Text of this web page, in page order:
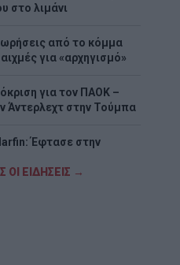
στο λιμάνι
από το κόμμα
για «αρχηγισμό»
για τον ΠΑΟΚ –
Άντερλεχτ στην Τούμπα
Έφτασε στην
Λονδίνο
ΟΙ ΕΙΔΗΣΕΙΣ →